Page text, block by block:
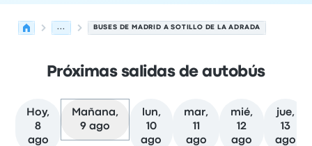
... BUSES DE MADRID A SOTILLO DE LA ADRADA
Próximas salidas de autobús
Hoy,
8
ago
Mañana,
9 ago
lun,
10
ago
mar,
11
ago
mié,
12
ago
jue,
13
ago